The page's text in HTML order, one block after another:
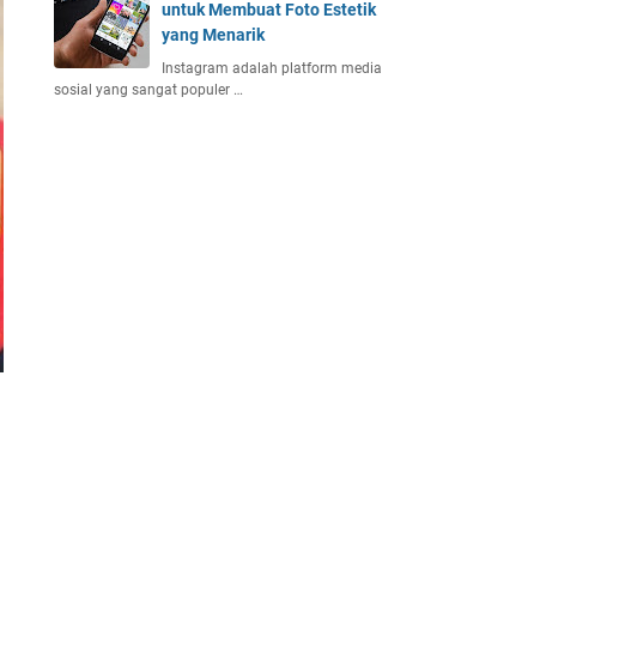
untuk Membuat Foto Estetik
yang Menarik
Instagram adalah platform media
sosial yang sangat populer …